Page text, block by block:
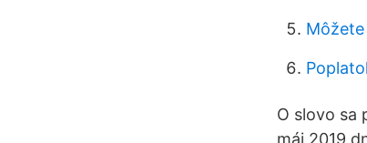
O slovo sa
máj 2019